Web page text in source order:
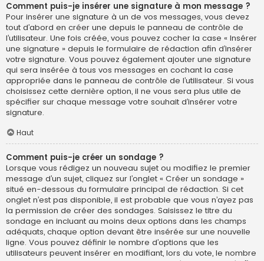
Comment puis-je insérer une signature à mon message ?
Pour insérer une signature à un de vos messages, vous devez
tout d’abord en créer une depuis le panneau de contrôle de
l’utilisateur. Une fois créée, vous pouvez cocher la case « Insérer
une signature » depuis le formulaire de rédaction afin d’insérer
votre signature. Vous pouvez également ajouter une signature
qui sera insérée à tous vos messages en cochant la case
appropriée dans le panneau de contrôle de l’utilisateur. Si vous
choisissez cette dernière option, il ne vous sera plus utile de
spécifier sur chaque message votre souhait d’insérer votre
signature.
Haut
Comment puis-je créer un sondage ?
Lorsque vous rédigez un nouveau sujet ou modifiez le premier
message d’un sujet, cliquez sur l’onglet « Créer un sondage »
situé en-dessous du formulaire principal de rédaction. Si cet
onglet n’est pas disponible, il est probable que vous n’ayez pas
la permission de créer des sondages. Saisissez le titre du
sondage en incluant au moins deux options dans les champs
adéquats, chaque option devant être insérée sur une nouvelle
ligne. Vous pouvez définir le nombre d’options que les
utilisateurs peuvent insérer en modifiant, lors du vote, le nombre